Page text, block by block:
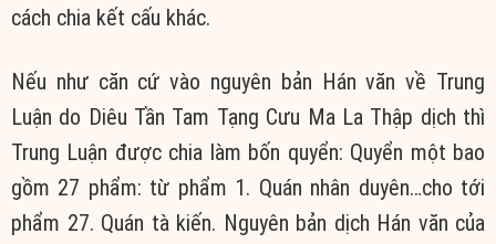
cách chia kết cấu khác.
Nếu như căn cứ vào nguyên bản Hán văn về Trung
Luận do Diêu Tần Tam Tạng Cưu Ma La Thập dịch thì
Trung Luận được chia làm bốn quyển: Quyển một bao
gồm 27 phẩm: từ phẩm 1. Quán nhân duyên…cho tới
phẩm 27. Quán tà kiến. Nguyên bản dịch Hán văn của